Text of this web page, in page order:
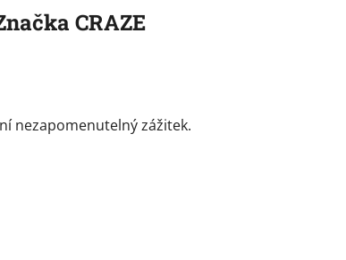
CRAZE
nezapomenutelný zážitek.